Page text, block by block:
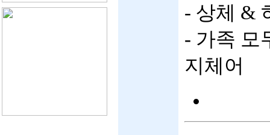
- 상체 &
- 가족 모
지체어